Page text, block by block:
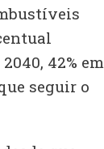
42% em
seguir o